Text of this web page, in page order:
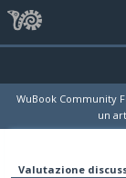
WuBook Community
un
Valutazione